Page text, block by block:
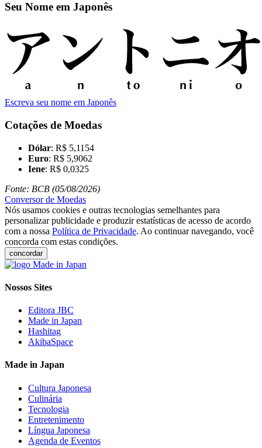
Seu Nome em Japonês
Escreva seu nome em Japonês
Cotações de Moedas
Dólar: R$ 5,1154
Euro: R$ 5,9062
Iene: R$ 0,0325
Fonte: BCB (05/08/2026)
Conversor de Moedas
Nós usamos cookies e outras tecnologias semelhantes para
personalizar publicidade e produzir estatísticas de acesso de acordo
com a nossa Política de Privacidade. Ao continuar navegando, você
concorda com estas condições.
concordar
Nossos Sites
Editora JBC
Made in Japan
Hashitag
AkibaSpace
Made in Japan
Cultura Japonesa
Culinária
Tecnologia
Entretenimento
Língua Japonesa
Agenda de Eventos